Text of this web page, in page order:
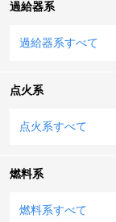
過給器系
過給器系すべて
点火系
点火系すべて
燃料系
燃料系すべて